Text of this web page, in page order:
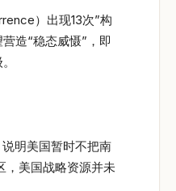
）出现13次”构
造“稳态威慑”，即
明美国暂时不把南
，美国战略资源并未